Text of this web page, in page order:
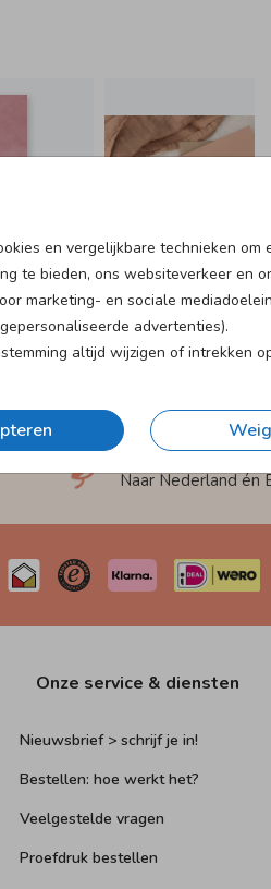
en vergelijkbare technieken om
te bieden, ons websiteverkeer en
marketing- en sociale
advertenties).
altijd wijzigen of intrekken
Verzending in 1-
Naar Nederland én
Onze service & diensten
Nieuwsbrief > schrijf je in!
Bestellen: hoe werkt het?
Veelgestelde vragen
Proefdruk bestellen